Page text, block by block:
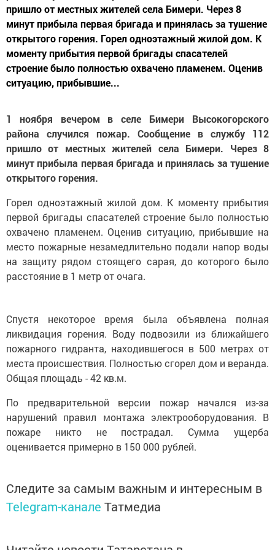
пришло от местных жителей села Бимери. Через 8
минут прибыла первая бригада и принялась за тушение
открытого горения. Горел одноэтажный жилой дом. К
моменту прибытия первой бригады спасателей
строение было полностью охвачено пламенем. Оценив
ситуацию, прибывшие...
1 ноября вечером в селе Бимери Высокогорского
района случился пожар. Сообщение в службу 112
пришло от местных жителей села Бимери. Через 8
минут прибыла первая бригада и принялась за тушение
открытого горения.
Горел одноэтажный жилой дом. К моменту прибытия
первой бригады спасателей строение было полностью
охвачено пламенем. Оценив ситуацию, прибывшие на
место пожарные незамедлительно подали напор воды
на защиту рядом стоящего сарая, до которого было
расстояние в 1 метр от очага.
Спустя некоторое время была объявлена полная
ликвидация горения. Воду подвозили из ближайшего
пожарного гидранта, находившегося в 500 метрах от
места происшествия. Полностью сгорел дом и веранда.
Общая площадь - 42 кв.м.
По предварительной версии пожар начался из-за
нарушений правил монтажа электрооборудования. В
пожаре никто не пострадал. Сумма ущерба
оценивается примерно в 150 000 рублей.
Следите за самым важным и интересным в
Telegram-канале Татмедиа